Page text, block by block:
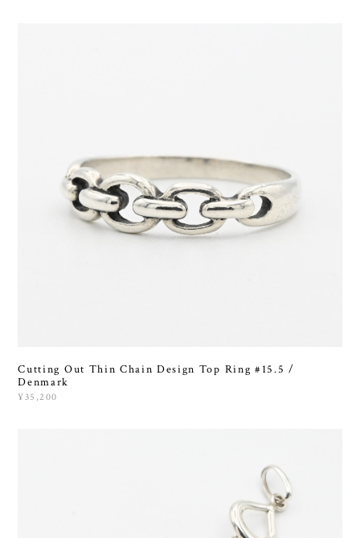
Cutting Out Thin Chain Design Top Ring #15.5 /
Denmark
¥35,200